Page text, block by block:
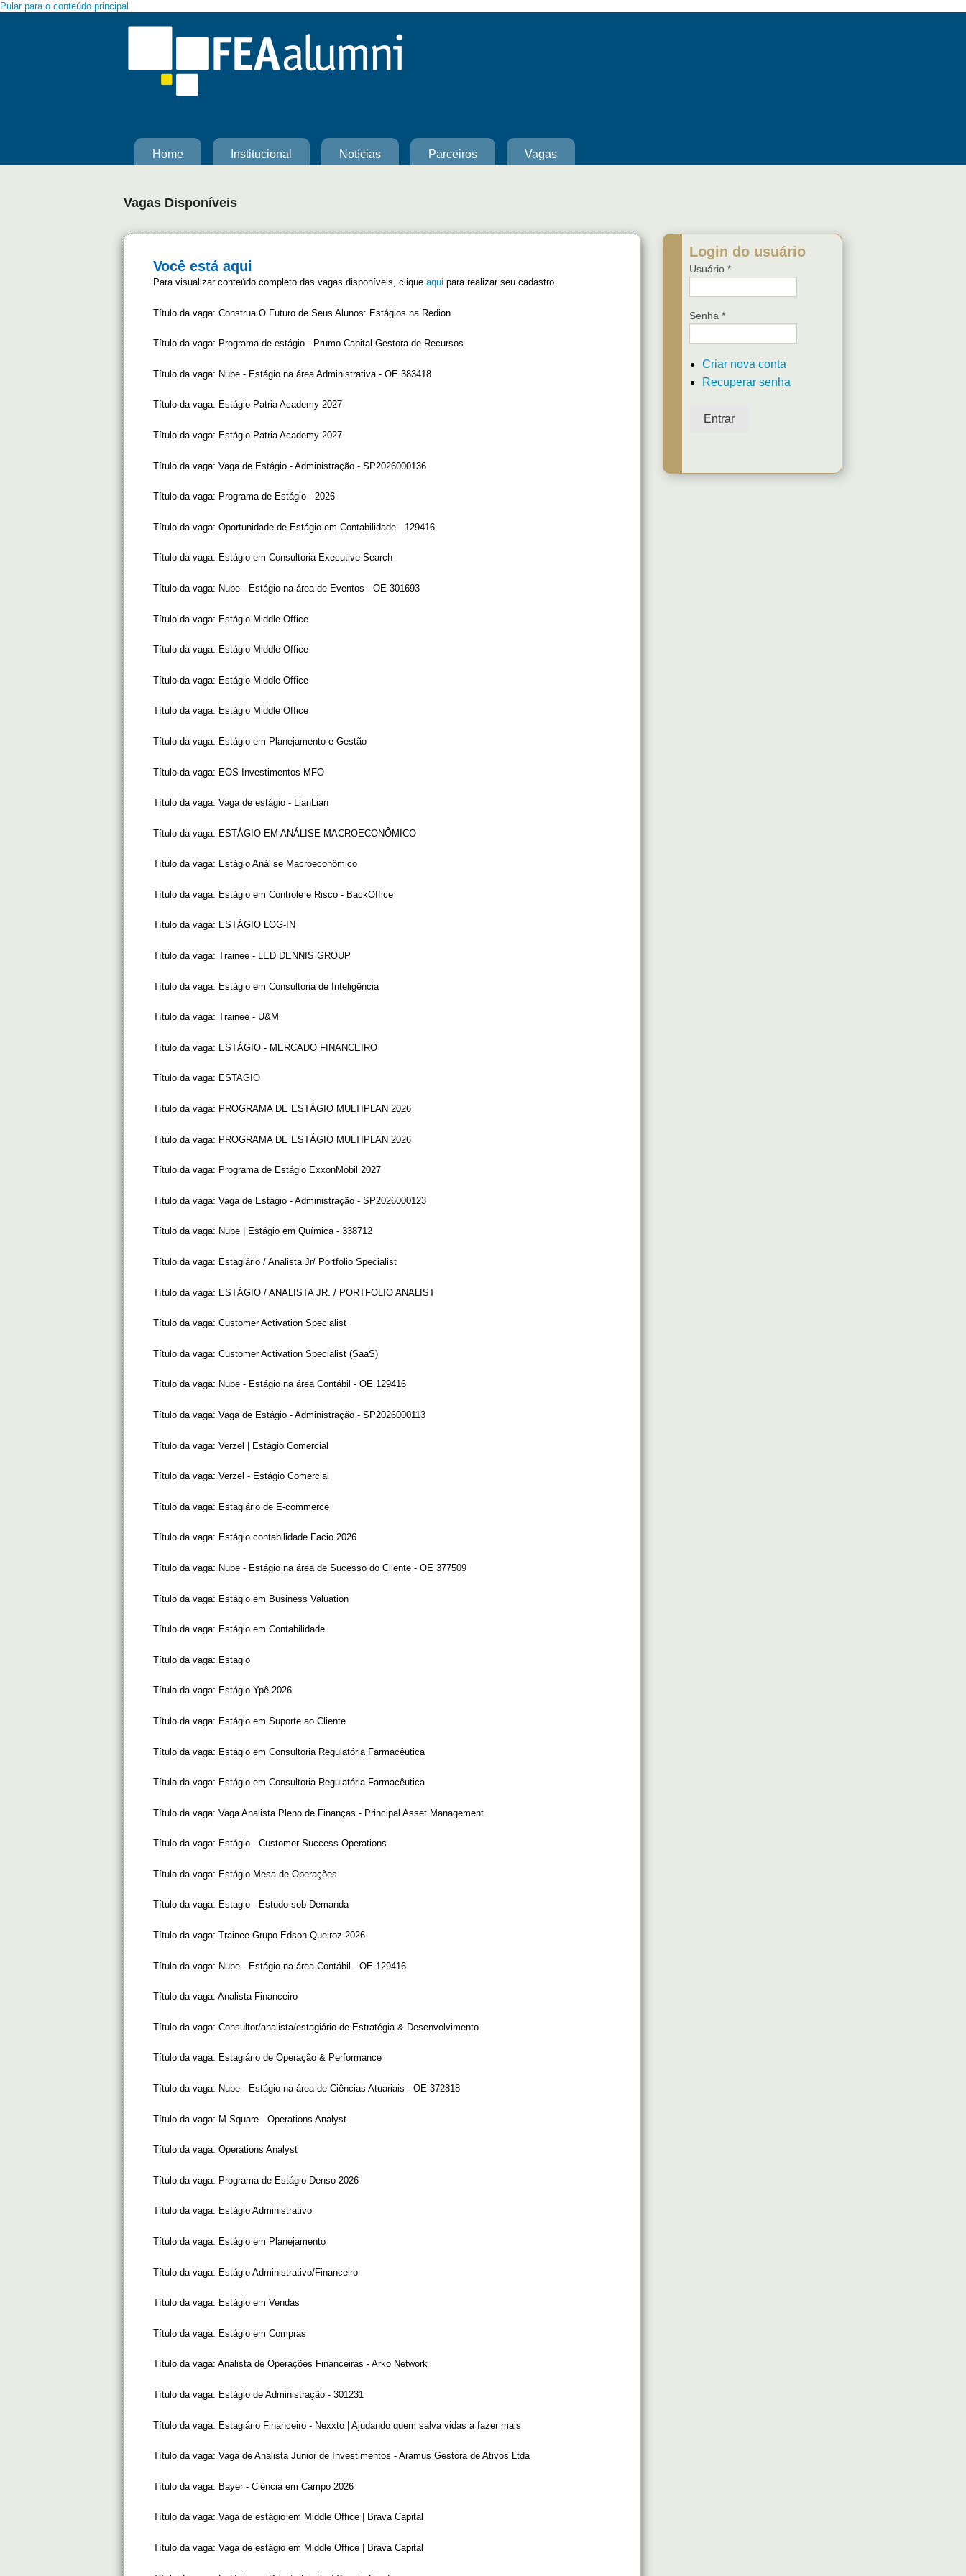
Pular para o conteúdo principal
Home Institucional Notícias Parceiros Vagas
Vagas Disponíveis
Você está aqui
Para visualizar conteúdo completo das vagas disponíveis, clique aqui para realizar seu cadastro.
Título da vaga: Construa O Futuro de Seus Alunos: Estágios na Redion
Título da vaga: Programa de estágio - Prumo Capital Gestora de Recursos
Título da vaga: Nube - Estágio na área Administrativa - OE 383418
Título da vaga: Estágio Patria Academy 2027
Título da vaga: Estágio Patria Academy 2027
Título da vaga: Vaga de Estágio - Administração - SP2026000136
Título da vaga: Programa de Estágio - 2026
Título da vaga: Oportunidade de Estágio em Contabilidade - 129416
Título da vaga: Estágio em Consultoria Executive Search
Título da vaga: Nube - Estágio na área de Eventos - OE 301693
Título da vaga: Estágio Middle Office
Título da vaga: Estágio Middle Office
Título da vaga: Estágio Middle Office
Título da vaga: Estágio Middle Office
Título da vaga: Estágio em Planejamento e Gestão
Título da vaga: EOS Investimentos MFO
Título da vaga: Vaga de estágio - LianLian
Título da vaga: ESTÁGIO EM ANÁLISE MACROECONÔMICO
Título da vaga: Estágio Análise Macroeconômico
Título da vaga: Estágio em Controle e Risco - BackOffice
Título da vaga: ESTÁGIO LOG-IN
Título da vaga: Trainee - LED DENNIS GROUP
Título da vaga: Estágio em Consultoria de Inteligência
Título da vaga: Trainee - U&M
Título da vaga: ESTÁGIO - MERCADO FINANCEIRO
Título da vaga: ESTAGIO
Título da vaga: PROGRAMA DE ESTÁGIO MULTIPLAN 2026
Título da vaga: PROGRAMA DE ESTÁGIO MULTIPLAN 2026
Título da vaga: Programa de Estágio ExxonMobil 2027
Título da vaga: Vaga de Estágio - Administração - SP2026000123
Título da vaga: Nube | Estágio em Química - 338712
Título da vaga: Estagiário / Analista Jr/ Portfolio Specialist
Título da vaga: ESTÁGIO / ANALISTA JR. / PORTFOLIO ANALIST
Título da vaga: Customer Activation Specialist
Título da vaga: Customer Activation Specialist (SaaS)
Título da vaga: Nube - Estágio na área Contábil - OE 129416
Título da vaga: Vaga de Estágio - Administração - SP2026000113
Título da vaga: Verzel | Estágio Comercial
Título da vaga: Verzel - Estágio Comercial
Título da vaga: Estagiário de E-commerce
Título da vaga: Estágio contabilidade Facio 2026
Título da vaga: Nube - Estágio na área de Sucesso do Cliente - OE 377509
Título da vaga: Estágio em Business Valuation
Título da vaga: Estágio em Contabilidade
Título da vaga: Estagio
Título da vaga: Estágio Ypê 2026
Título da vaga: Estágio em Suporte ao Cliente
Título da vaga: Estágio em Consultoria Regulatória Farmacêutica
Título da vaga: Estágio em Consultoria Regulatória Farmacêutica
Título da vaga: Vaga Analista Pleno de Finanças - Principal Asset Management
Título da vaga: Estágio - Customer Success Operations
Título da vaga: Estágio Mesa de Operações
Título da vaga: Estagio - Estudo sob Demanda
Título da vaga: Trainee Grupo Edson Queiroz 2026
Título da vaga: Nube - Estágio na área Contábil - OE 129416
Título da vaga: Analista Financeiro
Título da vaga: Consultor/analista/estagiário de Estratégia & Desenvolvimento
Título da vaga: Estagiário de Operação & Performance
Título da vaga: Nube - Estágio na área de Ciências Atuariais - OE 372818
Título da vaga: M Square - Operations Analyst
Título da vaga: Operations Analyst
Título da vaga: Programa de Estágio Denso 2026
Título da vaga: Estágio Administrativo
Título da vaga: Estágio em Planejamento
Título da vaga: Estágio Administrativo/Financeiro
Título da vaga: Estágio em Vendas
Título da vaga: Estágio em Compras
Título da vaga: Analista de Operações Financeiras - Arko Network
Título da vaga: Estágio de Administração - 301231
Título da vaga: Estagiário Financeiro - Nexxto | Ajudando quem salva vidas a fazer mais
Título da vaga: Vaga de Analista Junior de Investimentos - Aramus Gestora de Ativos Ltda
Título da vaga: Bayer - Ciência em Campo 2026
Título da vaga: Vaga de estágio em Middle Office | Brava Capital
Título da vaga: Vaga de estágio em Middle Office | Brava Capital
Login do usuário
Usuário *
Senha *
Criar nova conta
Recuperar senha
Entrar